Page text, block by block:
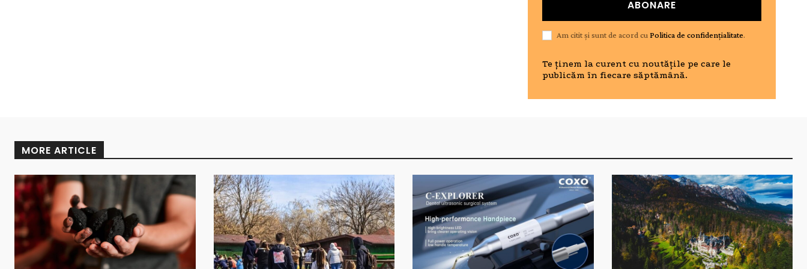
ABONARE
Am citit și sunt de acord cuPolitica de confidențialitate.
Te ținem la curent cu noutățile pe care le
publicăm în fiecare săptămână.
MORE ARTICLE